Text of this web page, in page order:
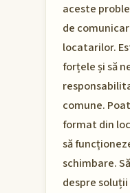
aceste
de
locatarilor.
forțele și să
comune.
format din
să
schimbare.
despre soluții